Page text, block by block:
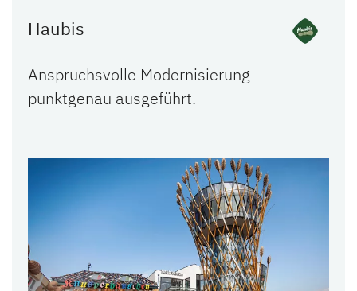
Haubis
Anspruchsvolle Modernisierung
punktgenau ausgeführt.